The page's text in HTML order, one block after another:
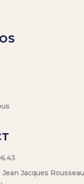
Jean Jacques